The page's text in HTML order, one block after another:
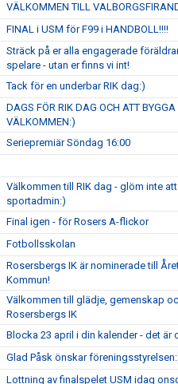
VÄLKOMMEN TILL
FINAL i USM för F99 i HANDBOLL!!!!
Sträck på er alla engagerade
spelare - utan er finns vi int!
Tack för en underbar RIK dag:)
DAGS FÖR RIK DAG OCH ATT
VÄLKOMMEN:)
Seriepremiär Söndag 16:00
Välkommen till RIK dag - glöm inte
sportadmin:)
Final igen - för Rosers A-flickor
Fotbollsskolan
Rosersbergs IK är nominerade till
Kommun!
Välkommen till glädje, gemenskap
Rosersbergs IK
Blocka 23 april i din kalender - det är
Glad Påsk önskar
Lottning av finalspelet USM idag